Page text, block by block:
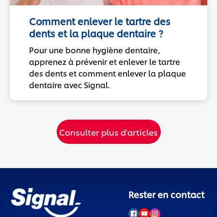
Comment enlever le tartre des
dents et la plaque dentaire ?
Pour une bonne hygiène dentaire,
apprenez à prévenir et enlever le tartre
des dents et comment enlever la plaque
dentaire avec Signal.
Consulter plus d'articles
Rester en contact